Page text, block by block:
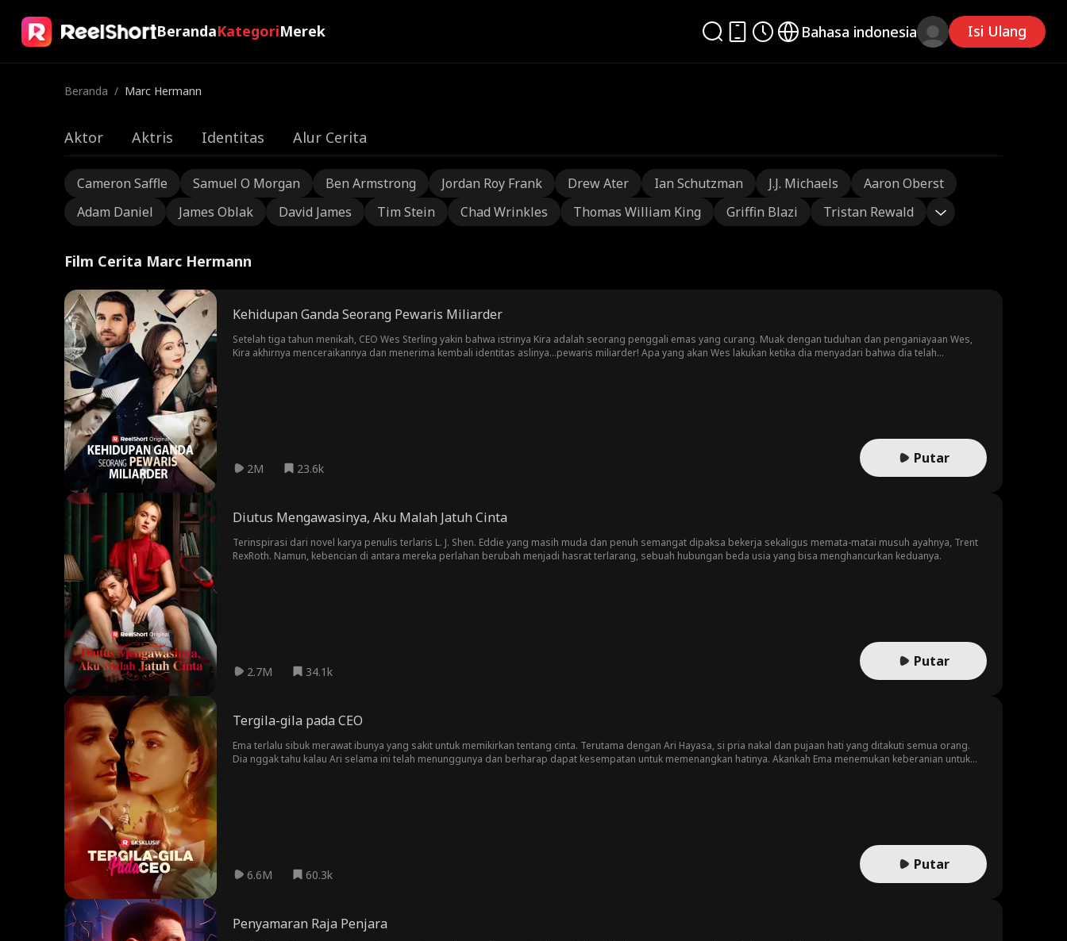
BerandaKategoriMerek Bahasa indonesia Isi Ulang
Beranda / Marc Hermann
Aktor Aktris Identitas Alur Cerita
Cameron Saffle Samuel O Morgan Ben Armstrong Jordan Roy Frank Drew Ater Ian Schutzman J.J. Michaels
Aaron Oberst
Adam Daniel
James Oblak David James Tim Stein Chad Wrinkles Thomas William King Griffin Blazi Tristan Rewald
Film Cerita Marc Hermann
Kehidupan Ganda Seorang Pewaris Miliarder
Setelah tiga tahun menikah, CEO Wes Sterling yakin bahwa istrinya Kira adalah seorang penggali emas yang curang. Muak dengan tuduhan dan penganiayaan Wes,
Kira akhirnya menceraikannya dan menerima kembali identitas aslinya...pewaris miliarder! Apa yang akan Wes lakukan ketika dia menyadari bahwa dia telah
2M 23.6k
Putar
Diutus Mengawasinya, Aku Malah Jatuh Cinta
Terinspirasi dari novel karya penulis terlaris L. J. Shen. Eddie yang masih muda dan penuh semangat dipaksa bekerja sekaligus memata-matai musuh ayahnya, Trent
RexRoth. Namun, kebencian di antara mereka perlahan berubah menjadi hasrat terlarang, sebuah hubungan beda usia yang bisa menghancurkan keduanya.
2.7M 34.1k
Putar
Tergila-gila pada CEO
Ema terlalu sibuk merawat ibunya yang sakit untuk memikirkan tentang cinta. Terutama dengan Ari Hayasa, si pria nakal dan pujaan hati yang ditakuti semua orang.
Dia nggak tahu kalau Ari selama ini telah menunggunya dan berharap dapat kesempatan untuk memenangkan hatinya. Akankah Ema menemukan keberanian untuk
6.6M 60.3k
Putar
Penyamaran Raja Penjara